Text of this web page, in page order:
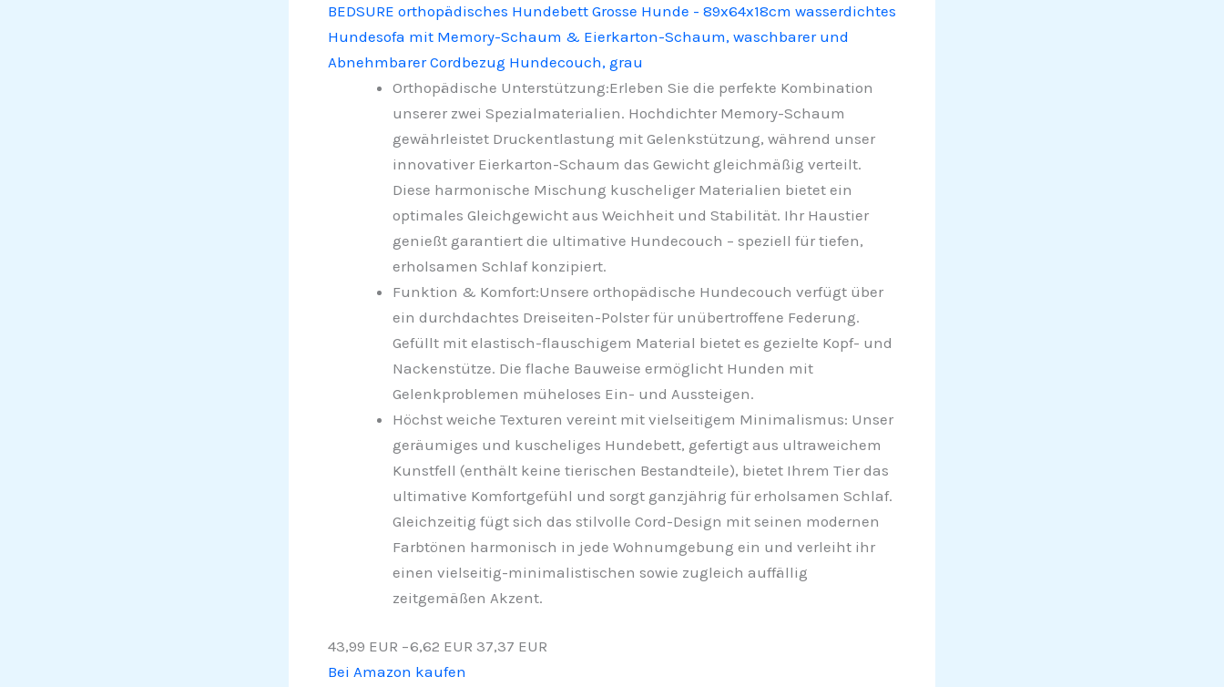
BEDSURE orthopädisches Hundebett Grosse Hunde - 89x64x18cm wasserdichtes
Hundesofa mit Memory-Schaum & Eierkarton-Schaum, waschbarer und
Abnehmbarer Cordbezug Hundecouch, grau
Orthopädische Unterstützung:Erleben Sie die perfekte Kombination
unserer zwei Spezialmaterialien. Hochdichter Memory-Schaum
gewährleistet Druckentlastung mit Gelenkstützung, während unser
innovativer Eierkarton-Schaum das Gewicht gleichmäßig verteilt.
Diese harmonische Mischung kuscheliger Materialien bietet ein
optimales Gleichgewicht aus Weichheit und Stabilität. Ihr Haustier
genießt garantiert die ultimative Hundecouch – speziell für tiefen,
erholsamen Schlaf konzipiert.
Funktion & Komfort:Unsere orthopädische Hundecouch verfügt über
ein durchdachtes Dreiseiten-Polster für unübertroffene Federung.
Gefüllt mit elastisch-flauschigem Material bietet es gezielte Kopf- und
Nackenstütze. Die flache Bauweise ermöglicht Hunden mit
Gelenkproblemen müheloses Ein- und Aussteigen.
Höchst weiche Texturen vereint mit vielseitigem Minimalismus: Unser
geräumiges und kuscheliges Hundebett, gefertigt aus ultraweichem
Kunstfell (enthält keine tierischen Bestandteile), bietet Ihrem Tier das
ultimative Komfortgefühl und sorgt ganzjährig für erholsamen Schlaf.
Gleichzeitig fügt sich das stilvolle Cord-Design mit seinen modernen
Farbtönen harmonisch in jede Wohnumgebung ein und verleiht ihr
einen vielseitig-minimalistischen sowie zugleich auffällig
zeitgemäßen Akzent.
43,99 EUR −6,62 EUR 37,37 EUR
Bei Amazon kaufen